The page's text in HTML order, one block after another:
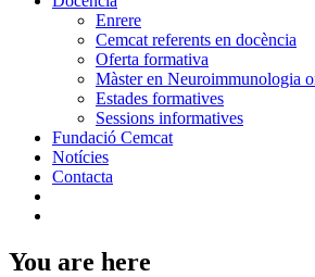
Enrere
Cemcat referents en docència
Oferta formativa
Màster en Neuroimmunologia
Estades formatives
Sessions informatives
Fundació Cemcat
Notícies
Contacta
You are here